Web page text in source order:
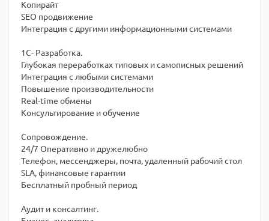
Копирайт
SEO продвижение
Интеграция с другими информационными системами
1С- Разработка.
Глубокая переработках типовых и самописных решений
Интеграция с любыми системами
Повышение производительности
Real-time обмены
Консультирование и обучение
Сопровождение.
24/7 Оперативно и дружелюбно
Телефон, мессенджеры, почта, удаленный рабочий стол
SLA, финансовые гарантии
Бесплатный пробный период
Аудит и консалтинг.